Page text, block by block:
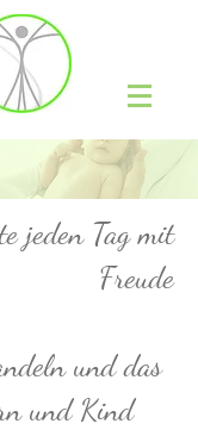
jeden Tag mit
Freude
und das
und Kind